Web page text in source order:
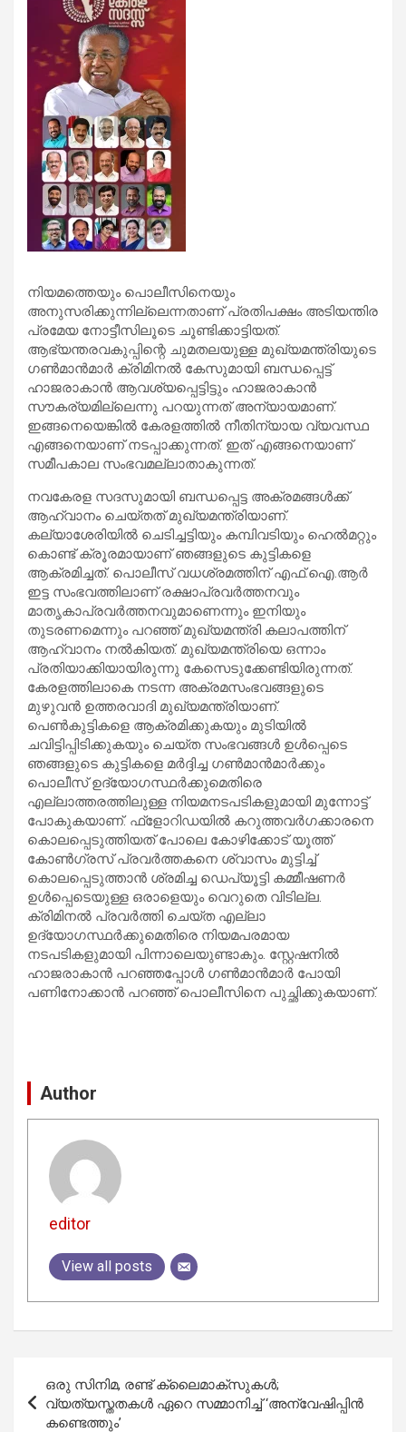
നിയമത്തെയും പൊലീസിനെയും
അനുസരിക്കുന്നില്ലെന്നതാണ് പ്രതിപക്ഷം അടിയന്തിര
പ്രമേയ നോട്ടീസിലൂടെ ചൂണ്ടിക്കാട്ടിയത്.
ആഭ്യന്തരവകുപ്പിന്റെ ചുമതലയുള്ള മുഖ്യമന്ത്രിയുടെ
ഗണ്‍മാന്‍മാര്‍ ക്രിമിനല്‍ കേസുമായി ബന്ധപ്പെട്ട്
ഹാജരാകാന്‍ ആവശ്യപ്പെട്ടിട്ടും ഹാജരാകാന്‍
സൗകര്യമില്ലെന്നു പറയുന്നത് അന്യായമാണ്.
ഇങ്ങനെയെങ്കില്‍ കേരളത്തില്‍ നീതിന്യായ വ്യവസ്ഥ
എങ്ങനെയാണ് നടപ്പാക്കുന്നത്. ഇത് എങ്ങനെയാണ്
സമീപകാല സംഭവമല്ലാതാകുന്നത്.
നവകേരള സദസുമായി ബന്ധപ്പെട്ട അക്രമങ്ങള്‍ക്ക്
ആഹ്വാനം ചെയ്തത് മുഖ്യമന്ത്രിയാണ്.
കല്യാശേരിയില്‍ ചെടിച്ചട്ടിയും കമ്പിവടിയും ഹെല്‍മറ്റും
കൊണ്ട് ക്രൂരമായാണ് ഞങ്ങളുടെ കുട്ടികളെ
ആക്രമിച്ചത്. പൊലീസ് വധശ്രമത്തിന് എഫ്.ഐ.ആര്‍
ഇട്ട സംഭവത്തിലാണ് രക്ഷാപ്രവര്‍ത്തനവും
മാതൃകാപ്രവര്‍ത്തനവുമാണെന്നും ഇനിയും
തുടരണമെന്നും പറഞ്ഞ് മുഖ്യമന്ത്രി കലാപത്തിന്
ആഹ്വാനം നല്‍കിയത്. മുഖ്യമന്ത്രിയെ ഒന്നാം
പ്രതിയാക്കിയായിരുന്നു കേസെടുക്കേണ്ടിയിരുന്നത്.
കേരളത്തിലാകെ നടന്ന അക്രമസംഭവങ്ങളുടെ
മുഴുവന്‍ ഉത്തരവാദി മുഖ്യമന്ത്രിയാണ്.
പെണ്‍കുട്ടികളെ ആക്രമിക്കുകയും മുടിയില്‍
ചവിട്ടിപ്പിടിക്കുകയും ചെയ്ത സംഭവങ്ങള്‍ ഉള്‍പ്പെടെ
ഞങ്ങളുടെ കുട്ടികളെ മര്‍ദ്ദിച്ച ഗണ്‍മാന്‍മാര്‍ക്കും
പൊലീസ് ഉദ്യോഗസ്ഥര്‍ക്കുമെതിരെ
എല്ലാത്തരത്തിലുള്ള നിയമനടപടികളുമായി മുന്നോട്ട്
പോകുകയാണ്. ഫ്‌ളോറിഡയില്‍ കറുത്തവര്‍ഗക്കാരനെ
കൊലപ്പെടുത്തിയത് പോലെ കോഴിക്കോട് യൂത്ത്
കോണ്‍ഗ്രസ് പ്രവര്‍ത്തകനെ ശ്വാസം മുട്ടിച്ച്
കൊലപ്പെടുത്താന്‍ ശ്രമിച്ച ഡെപ്യൂട്ടി കമ്മീഷണര്‍
ഉള്‍പ്പെടെയുള്ള ഒരാളെയും വെറുതെ വിടില്ല.
ക്രിമിനല്‍ പ്രവര്‍ത്തി ചെയ്ത എല്ലാ
ഉദ്യോഗസ്ഥര്‍ക്കുമെതിരെ നിയമപരമായ
നടപടികളുമായി പിന്നാലെയുണ്ടാകും. സ്റ്റേഷനില്‍
ഹാജരാകാന്‍ പറഞ്ഞപ്പോള്‍ ഗണ്‍മാന്‍മാര്‍ പോയി
പണിനോക്കാന്‍ പറഞ്ഞ് പൊലീസിനെ പുച്ഛിക്കുകയാണ്.
Author
editor
View all posts
navigation
ഒരു സിനിമ, രണ്ട് ക്ലൈമാക്സുകൾ;
വ്യത്യസ്തതകൾ ഏറെ സമ്മാനിച്ച് ‘അന്വേഷിപ്പിൻ
കണ്ടെത്തും’